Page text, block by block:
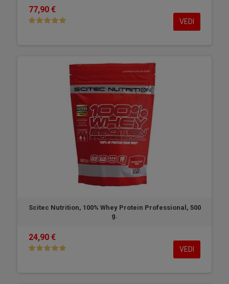
77,90 €
VEDI
Scitec Nutrition, 100% Whey Protein Professional, 500
g.
24,90 €
VEDI